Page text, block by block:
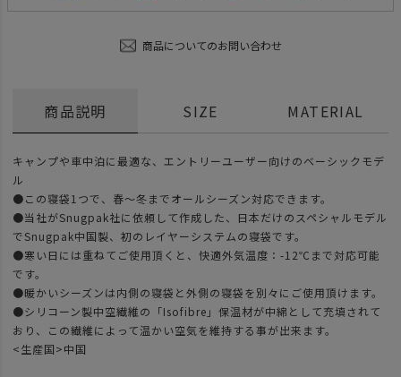
商品についてのお問い合わせ
商品説明
キャンプや車中泊に最適な、エントリーユーザー向けのベーシックモデ
ル
●この寝袋1つで、春～冬までオールシーズン対応できます。
●当社がSnugpak社に依頼して作成した、日本だけのスペシャルモデル
でSnugpak中国製、初のレイヤーシステムの寝袋です。
●寒い日には重ねてご使用頂くと、快適外気温度：-12℃まで対応可能
です。
●暖かいシーズンは内側の寝袋と外側の寝袋を別々にご使用頂けます。
●シリコーン製中空繊維の「Isofibre」保温材が中綿として充填されて
おり、この繊維によって温かい空気を維持する事が出来ます。
<生産国>中国
SIZE MATERIAL